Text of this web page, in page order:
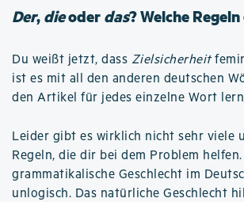
Der,dieoderdas? Welche
Du weißt jetzt, dass Zielsicherheit
ist es mit all den anderen deutschen
den Artikel für jedes einzelne Wort
Leider gibt es wirklich nicht sehr viele
Regeln, die dir bei dem Problem
grammatikalische Geschlecht im
unlogisch. Das natürliche Geschlecht